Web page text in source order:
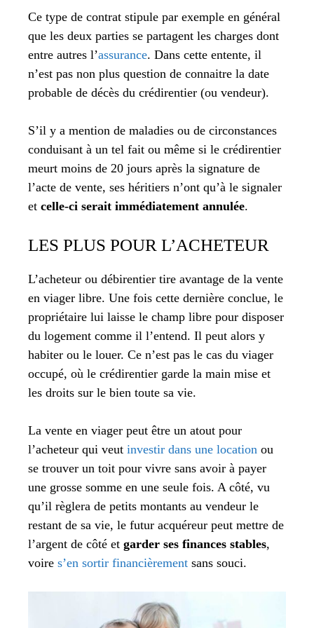
Ce type de contrat stipule par exemple en général
que les deux parties se partagent les charges dont
entre autres l’assurance. Dans cette entente, il
n’est pas non plus question de connaitre la date
probable de décès du crédirentier (ou vendeur).
S’il y a mention de maladies ou de circonstances
conduisant à un tel fait ou même si le crédirentier
meurt moins de 20 jours après la signature de
l’acte de vente, ses héritiers n’ont qu’à le signaler
et celle-ci serait immédiatement annulée.
LES PLUS POUR L’ACHETEUR
L’acheteur ou débirentier tire avantage de la vente
en viager libre. Une fois cette dernière conclue, le
propriétaire lui laisse le champ libre pour disposer
du logement comme il l’entend. Il peut alors y
habiter ou le louer. Ce n’est pas le cas du viager
occupé, où le crédirentier garde la main mise et
les droits sur le bien toute sa vie.
La vente en viager peut être un atout pour
l’acheteur qui veut investir dans une location ou
se trouver un toit pour vivre sans avoir à payer
une grosse somme en une seule fois. A côté, vu
qu’il règlera de petits montants au vendeur le
restant de sa vie, le futur acquéreur peut mettre de
l’argent de côté et garder ses finances stables,
voire s’en sortir financièrement sans souci.